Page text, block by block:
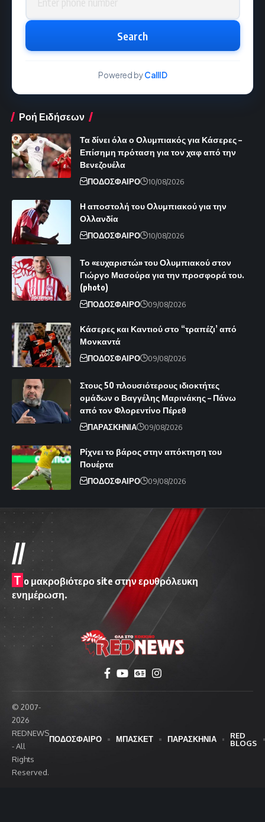
Search
Powered byCallID
Ροή Ειδήσεων
Τα δίνει όλα ο Ολυμπιακός για Κάσερες –
Επίσημη πρόταση για τον χαφ από την
Βενεζουέλα
ΠΟΔΟΣΦΑΙΡΟ 10/08/2026
Η αποστολή του Ολυμπιακού για την
Ολλανδία
ΠΟΔΟΣΦΑΙΡΟ 10/08/2026
Το «ευχαριστώ» του Ολυμπιακού στον
Γιώργο Μασούρα για την προσφορά του.
(photo)
ΠΟΔΟΣΦΑΙΡΟ 09/08/2026
Κάσερες και Καντιού στο “τραπέζι’ από
Μονκαντά
ΠΟΔΟΣΦΑΙΡΟ 09/08/2026
Στους 50 πλουσιότερους ιδιοκτήτες
ομάδων ο Βαγγέλης Μαρινάκης – Πάνω
από τον Φλορεντίνο Πέρεθ
ΠΑΡΑΣΚΗΝΙΑ 09/08/2026
Ρίχνει το βάρος στην απόκτηση του
Πουέρτα
ΠΟΔΟΣΦΑΙΡΟ 09/08/2026
//
T o μακροβιότερο site στην ερυθρόλευκη
ενημέρωση.
© 2007-
2026
REDNEWS
- All
Rights
Reserved.
ΠΟΔΟΣΦΑΙΡΟ ΜΠΑΣΚΕΤ ΠΑΡΑΣΚΗΝΙΑ
RED
BLOGS